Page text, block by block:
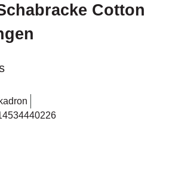
Cotton
von 5 von 5 Sternen